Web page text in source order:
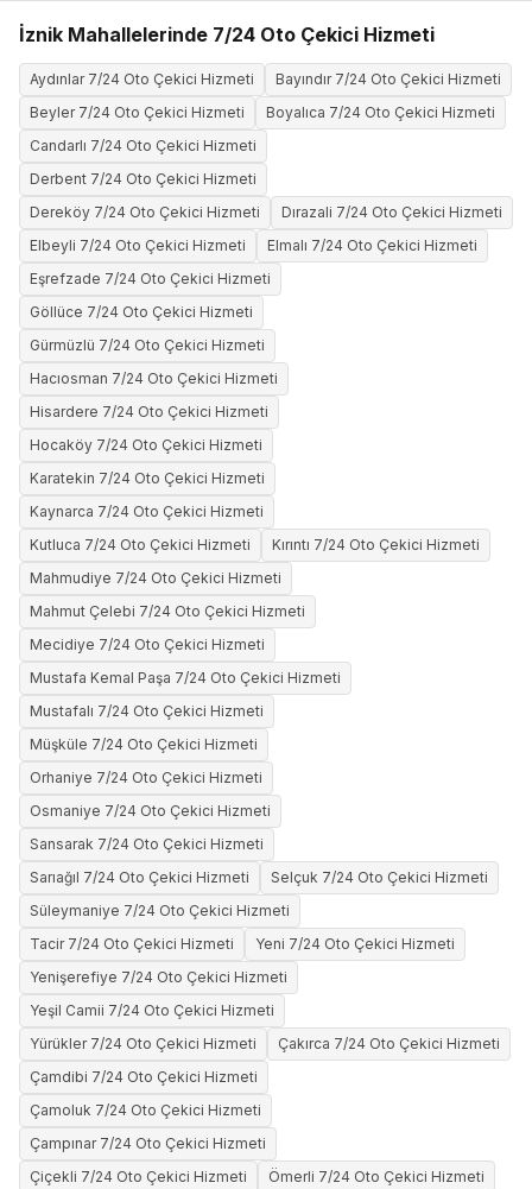
İznik Mahallelerinde 7/24 Oto Çekici Hizmeti
Aydınlar 7/24 Oto Çekici Hizmeti
Bayındır 7/24 Oto Çekici Hizmeti
Beyler 7/24 Oto Çekici Hizmeti
Boyalıca 7/24 Oto Çekici Hizmeti
Candarlı 7/24 Oto Çekici Hizmeti
Derbent 7/24 Oto Çekici Hizmeti
Dereköy 7/24 Oto Çekici Hizmeti
Dırazali 7/24 Oto Çekici Hizmeti
Elbeyli 7/24 Oto Çekici Hizmeti
Elmalı 7/24 Oto Çekici Hizmeti
Eşrefzade 7/24 Oto Çekici Hizmeti
Göllüce 7/24 Oto Çekici Hizmeti
Gürmüzlü 7/24 Oto Çekici Hizmeti
Hacıosman 7/24 Oto Çekici Hizmeti
Hisardere 7/24 Oto Çekici Hizmeti
Hocaköy 7/24 Oto Çekici Hizmeti
Karatekin 7/24 Oto Çekici Hizmeti
Kaynarca 7/24 Oto Çekici Hizmeti
Kutluca 7/24 Oto Çekici Hizmeti
Kırıntı 7/24 Oto Çekici Hizmeti
Mahmudiye 7/24 Oto Çekici Hizmeti
Mahmut Çelebi 7/24 Oto Çekici Hizmeti
Mecidiye 7/24 Oto Çekici Hizmeti
Mustafa Kemal Paşa 7/24 Oto Çekici Hizmeti
Mustafalı 7/24 Oto Çekici Hizmeti
Müşküle 7/24 Oto Çekici Hizmeti
Orhaniye 7/24 Oto Çekici Hizmeti
Osmaniye 7/24 Oto Çekici Hizmeti
Sansarak 7/24 Oto Çekici Hizmeti
Sarıağıl 7/24 Oto Çekici Hizmeti
Selçuk 7/24 Oto Çekici Hizmeti
Süleymaniye 7/24 Oto Çekici Hizmeti
Tacir 7/24 Oto Çekici Hizmeti
Yeni 7/24 Oto Çekici Hizmeti
Yenişerefiye 7/24 Oto Çekici Hizmeti
Yeşil Camii 7/24 Oto Çekici Hizmeti
Yürükler 7/24 Oto Çekici Hizmeti
Çakırca 7/24 Oto Çekici Hizmeti
Çamdibi 7/24 Oto Çekici Hizmeti
Çamoluk 7/24 Oto Çekici Hizmeti
Çampınar 7/24 Oto Çekici Hizmeti
Çiçekli 7/24 Oto Çekici Hizmeti
Ömerli 7/24 Oto Çekici Hizmeti